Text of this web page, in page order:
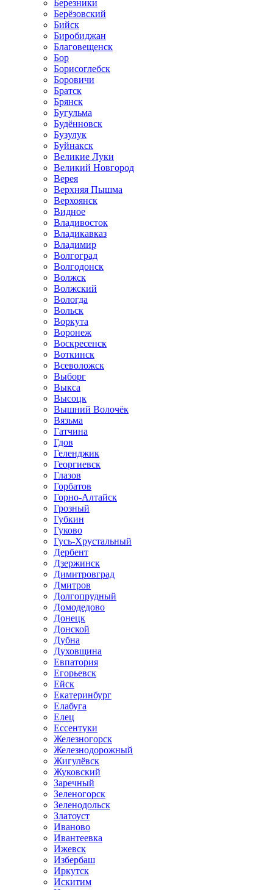
Березники
Берёзовский
Бийск
Биробиджан
Благовещенск
Бор
Борисоглебск
Боровичи
Братск
Брянск
Бугульма
Будённовск
Бузулук
Буйнакск
Великие Луки
Великий Новгород
Верея
Верхняя Пышма
Верхоянск
Видное
Владивосток
Владикавказ
Владимир
Волгоград
Волгодонск
Волжск
Волжский
Вологда
Вольск
Воркута
Воронеж
Воскресенск
Воткинск
Всеволожск
Выборг
Выкса
Высоцк
Вышний Волочёк
Вязьма
Гатчина
Гдов
Геленджик
Георгиевск
Глазов
Горбатов
Горно-Алтайск
Грозный
Губкин
Гуково
Гусь-Хрустальный
Дербент
Дзержинск
Димитровград
Дмитров
Долгопрудный
Домодедово
Донецк
Донской
Дубна
Духовщина
Евпатория
Егорьевск
Ейск
Екатеринбург
Елабуга
Елец
Ессентуки
Железногорск
Железнодорожный
Жигулёвск
Жуковский
Заречный
Зеленогорск
Зеленодольск
Златоуст
Иваново
Ивантеевка
Ижевск
Избербаш
Иркутск
Искитим